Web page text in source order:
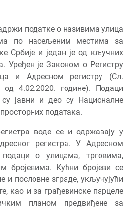
податке о називима улица
по насељеним местима за
Србије и један је од кључних
Уређен је Законом о Регистру
и Адресном регистру (Сл.
4.02.2020. године). Подаци
су јавни и део су Националне
података.
воде се и одржавају у
регистра. У Адресном
о улицама, трговима,
бројевима. Кућни бројеви се
и пословне зграде, укључујући
као и за грађевинске парцеле
планом предвиђене за